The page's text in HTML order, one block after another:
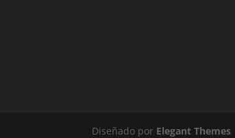
Diseñado por Elegant Themes